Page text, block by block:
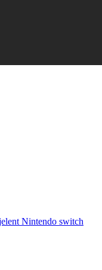
Nintendo switch